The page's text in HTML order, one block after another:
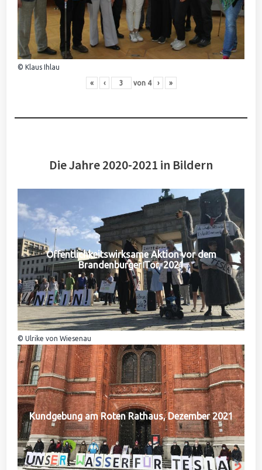
© Klaus Ihlau
« ‹ von 4 › »
Die Jahre 2020-2021 in Bildern
Öffentlichkeitswirksame Aktion vor dem
Brandenburger Tor, 2021
© Ulrike von Wiesenau
Kundgebung am Roten Rathaus, Dezember 2021